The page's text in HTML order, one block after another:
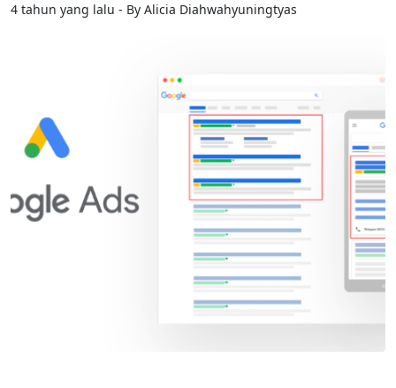
4 tahun yang lalu - By Alicia Diahwahyuningtyas